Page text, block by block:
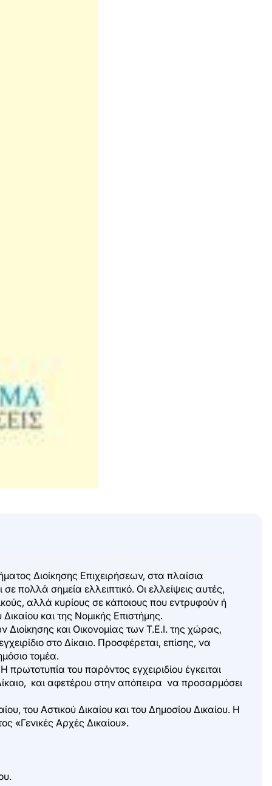
Διοίκησης Επιχειρήσεων, στα πλαίσια
πολλά σημεία ελλειπτικό. Οι ελλείψεις αυτές,
αλλά κυρίους σε κάποιους που εντρυφούν ή
και της Νομικής Επιστήμης.
Διοίκησης και Οικονομίας των Τ.Ε.Ι. της χώρας,
στο Δίκαιο. Προσφέρεται, επίσης, να
τομέα.
του παρόντος εγχειριδίου έγκειται
και αφετέρου στην απόπειρα να προσαρμόσει
του Αστικού Δικαίου και του Δημοσίου Δικαίου. Η
«Γενικές Αρχές Δικαίου».